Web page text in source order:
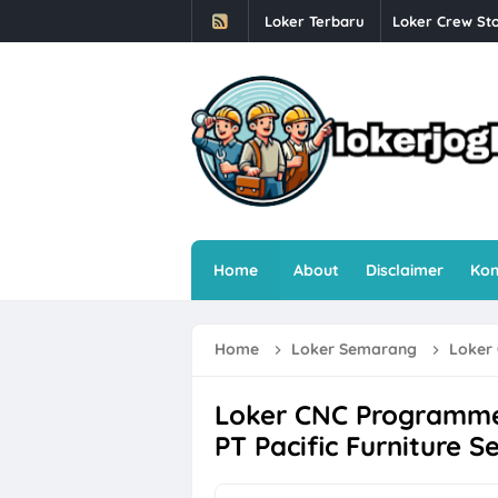
Loker Terbaru Loker Crew
Loker
Loker
Loker Driver
Loker Helper
Farmosa
Loker
Home About Disclaimer
Home Loker Semarang Loker
Loker CNC
PT Pacific Furniture